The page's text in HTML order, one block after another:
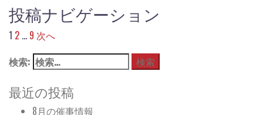
投稿ナビゲーション
1 2 … 9 次へ
検索:
最近の投稿
8月の催事情報